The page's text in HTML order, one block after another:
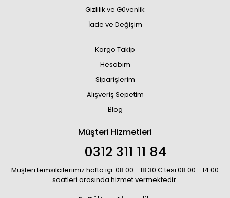
Gizlilik ve Güvenlik
İade ve Değişim
Kargo Takip
Hesabım
Siparişlerim
Alışveriş Sepetim
Blog
Müşteri Hizmetleri
0312 311 11 84
Müşteri temsilcilerimiz hafta içi: 08:00 - 18:30 C.tesi 08:00 - 14:00
saatleri arasında hizmet vermektedir.